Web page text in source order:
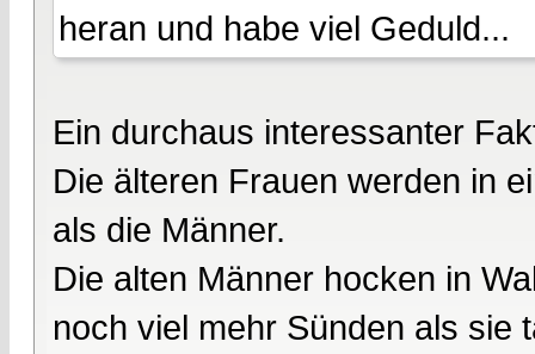
heran und habe viel Geduld...
Ein durchaus interessanter
Die älteren Frauen werden in
als die Männer.
Die alten Männer hocken in
noch viel mehr Sünden als sie